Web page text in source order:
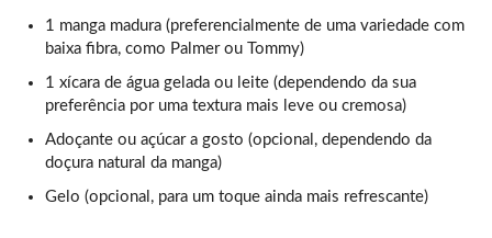
1 manga madura (preferencialmente de uma variedade com
baixa fibra, como Palmer ou Tommy)
1 xícara de água gelada ou leite (dependendo da sua
preferência por uma textura mais leve ou cremosa)
Adoçante ou açúcar a gosto (opcional, dependendo da
doçura natural da manga)
Gelo (opcional, para um toque ainda mais refrescante)